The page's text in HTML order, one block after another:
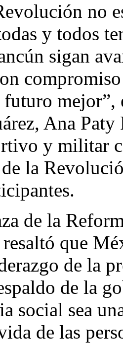
no
y todos
sigan
mejor”,
Ana Paty
y militar
la
de la
resaltó que
de la
de la
social sea
de las